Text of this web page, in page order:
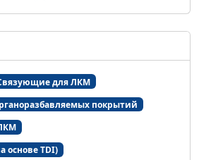
для ЛКМ
покрытий
основе TDI)